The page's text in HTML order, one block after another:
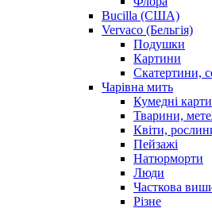
Bucilla (США)
Vervaco (Бельгія)
Подушки
Картини
Скатертини,
Чарiвна мить
Кумедні
Тварини,
Квіти,
Пейзажі
Натюрморти
Люди
Часткова
Різне